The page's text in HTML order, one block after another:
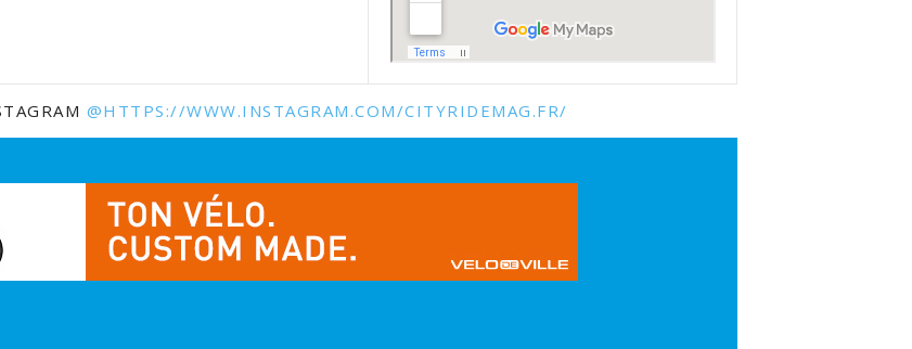
@HTTPS://WWW.INSTAGRAM.COM/CITYRIDEMAG.FR/